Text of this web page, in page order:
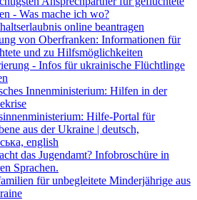
- Was mache ich wo?
online beantragen
von Oberfranken: Informationen für
und zu Hilfsmöglichkeiten
- Infos für ukrainische Flüchtlinge
Innenministerium: Hilfen in der
Hilfe-Portal für
aus der Ukraine | deutsch,
english
das Jugendamt? Infobroschüre in
Sprachen.
für unbegleitete Minderjährige aus